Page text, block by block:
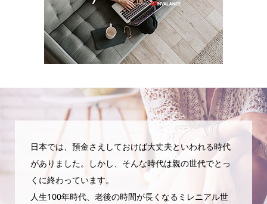
日本では、預金さえしておけば大丈夫といわれる時代
がありました。しかし、そんな時代は親の世代でとっ
くに終わっています。
人生100年時代、老後の時間が長くなるミレニアル世